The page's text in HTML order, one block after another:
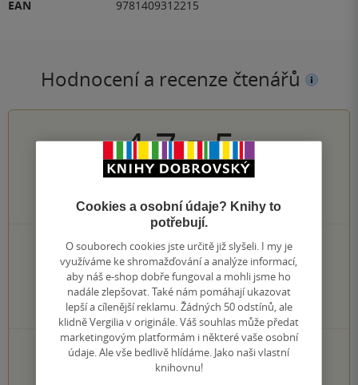
EAN
9781409312215
Hodnocení a recenze čtenářů
4.7z5
94 hodnocení čtenářů
78×
5 hvězdiček
9×
4 hvězdičky
6×
3 hvězdičky
1×
2 hvězdičky
0×
1 hvezdička
PŘIDEJTE SVÉ HODNOCENÍ KNIHY
Hodnocení našich knihkupců: 0.0 z 5
Cookies a osobní údaje? Knihy to
potřebují.
O souborech cookies jste určitě již slyšeli. I my je
využíváme ke shromažďování a analýze informací,
aby náš e-shop dobře fungoval a mohli jsme ho
nadále zlepšovat. Také nám pomáhají ukazovat
lepší a cílenější reklamu. Žádných 50 odstínů, ale
klidně Vergilia v originále. Váš souhlas může předat
marketingovým platformám i některé vaše osobní
údaje. Ale vše bedlivě hlídáme. Jako naši vlastní
knihovnu!